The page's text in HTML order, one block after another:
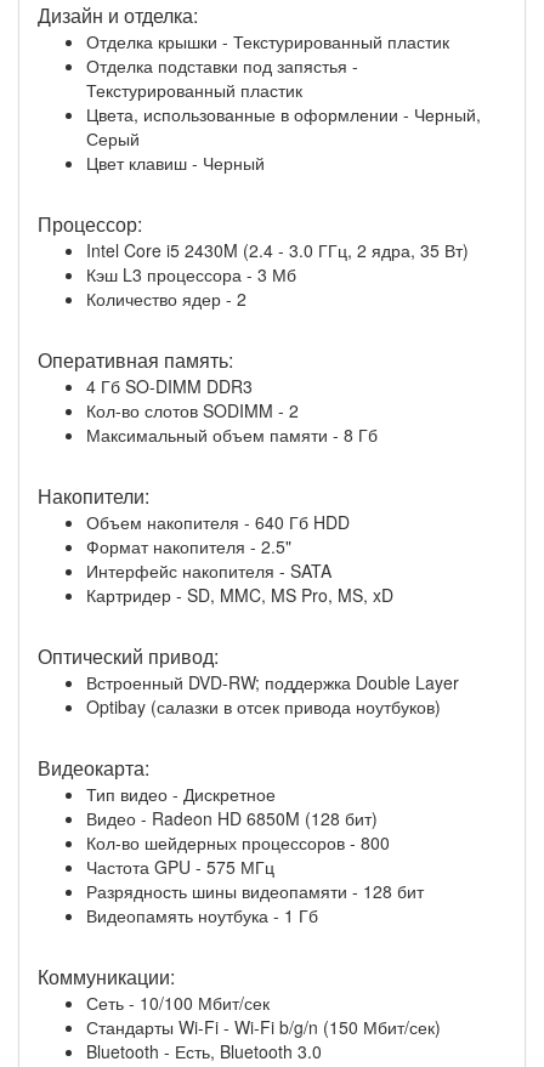
Дизайн и отделка:
Отделка крышки - Текстурированный пластик
Отделка подставки под запястья -
Текстурированный пластик
Цвета, использованные в оформлении - Черный,
Серый
Цвет клавиш - Черный
Процессор:
Intel Core i5 2430M (2.4 - 3.0 ГГц, 2 ядра, 35 Вт)
Кэш L3 процессора - 3 Мб
Количество ядер - 2
Оперативная память:
4 Гб SO-DIMM DDR3
Кол-во слотов SODIMM - 2
Максимальный объем памяти - 8 Гб
Накопители:
Объем накопителя - 640 Гб HDD
Формат накопителя - 2.5"
Интерфейс накопителя - SATA
Картридер - SD, MMC, MS Pro, MS, xD
Оптический привод:
Встроенный DVD-RW; поддержка Double Layer
Optibay (салазки в отсек привода ноутбуков)
Видеокарта:
Тип видео - Дискретное
Видео - Radeon HD 6850M (128 бит)
Кол-во шейдерных процессоров - 800
Частота GPU - 575 МГц
Разрядность шины видеопамяти - 128 бит
Видеопамять ноутбука - 1 Гб
Коммуникации:
Сеть - 10/100 Мбит/сек
Стандарты Wi-Fi - Wi-Fi b/g/n (150 Мбит/сек)
Bluetooth - Есть, Bluetooth 3.0